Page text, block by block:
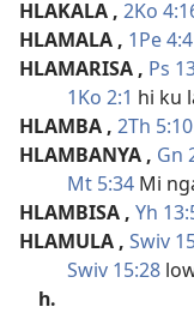
HLAKALA , 2Ko
HLAMALA , 1Pe 4:4
HLAMARISA , Ps
1Ko 2:1 hi ku
HLAMBA , 2Th 5:10
HLAMBANYA , Gn
Mt 5:34 Mi
HLAMBISA , Yh
HLAMULA , Swiv
Swiv 15:28
h.